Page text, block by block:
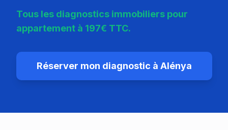
Tous les diagnostics immobiliers pour
appartement à 197€ TTC.
Réserver mon diagnostic à Alénya